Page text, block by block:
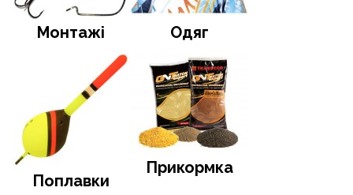
Монтажі Одяг
Поплавки
Прикормка